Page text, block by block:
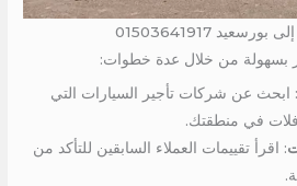
01503641917
بسهولة من خلال عدة خطوات:
: ابحث عن شركات تأجير السيارات التي
في منطقتك.
: اقرأ تقييمات العملاء السابقين للتأكد من